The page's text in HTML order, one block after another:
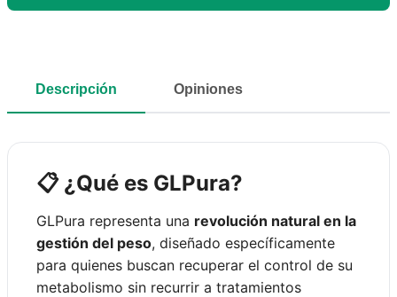
Descripción Opiniones
📋 ¿Qué es GLPura?
GLPura representa una revolución natural en la
gestión del peso, diseñado específicamente
para quienes buscan recuperar el control de su
metabolismo sin recurrir a tratamientos